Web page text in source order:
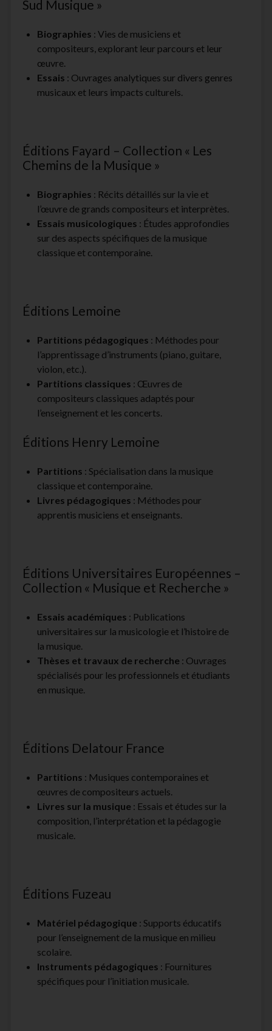
Sud Musique »
Biographies : Vies de musiciens et
compositeurs, explorant leur parcours et leur
œuvre.
Essais : Ouvrages analytiques sur divers genres
musicaux et leurs impacts culturels.
Éditions Fayard – Collection « Les
Chemins de la Musique »
Biographies : Récits détaillés sur la vie et
l’œuvre de grands compositeurs et interprètes.
Essais musicologiques : Études approfondies
sur des aspects spécifiques de la musique
classique et contemporaine.
Éditions Lemoine
Partitions pédagogiques : Méthodes pour
l’apprentissage d’instruments (piano, guitare,
violon, etc.).
Partitions classiques : Œuvres de
compositeurs classiques adaptés pour
l’enseignement et les concerts.
Éditions Henry Lemoine
Partitions : Spécialisation dans la musique
classique et contemporaine.
Livres pédagogiques : Méthodes pour
apprentis musiciens et enseignants.
Éditions Universitaires Européennes –
Collection « Musique et Recherche »
Essais académiques : Publications
universitaires sur la musicologie et l’histoire de
la musique.
Thèses et travaux de recherche : Ouvrages
spécialisés pour les professionnels et étudiants
en musique.
Éditions Delatour France
Partitions : Musiques contemporaines et
œuvres de compositeurs actuels.
Livres sur la musique : Essais et études sur la
composition, l’interprétation et la pédagogie
musicale.
Éditions Fuzeau
Matériel pédagogique : Supports éducatifs
pour l’enseignement de la musique en milieu
scolaire.
Instruments pédagogiques : Fournitures
spécifiques pour l’initiation musicale.